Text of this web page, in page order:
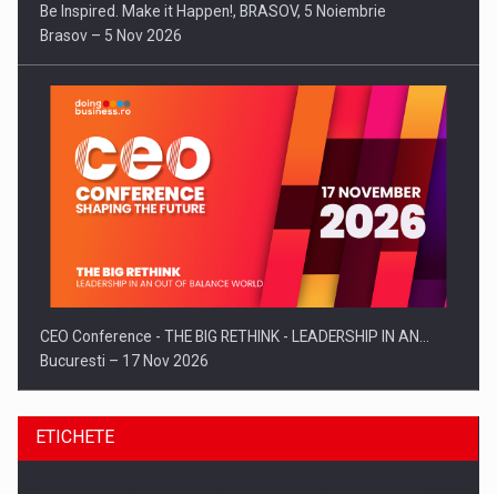
Be Inspired. Make it Happen!, BRASOV, 5 Noiembrie
Brasov – 5 Nov 2026
CEO Conference - THE BIG RETHINK - LEADERSHIP IN AN…
Bucuresti – 17 Nov 2026
ETICHETE